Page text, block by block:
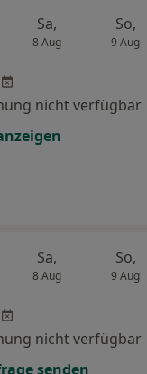
Sa,
8 Aug
So,
9 Aug
nicht verfügbar
Sa,
8 Aug
So,
9 Aug
nicht verfügbar
senden